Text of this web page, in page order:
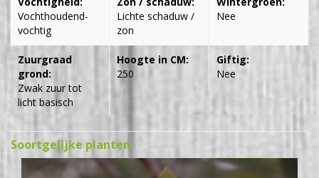
Vochthoudend-
vochtig
Lichte schaduw /
zon
Nee
Zuurgraad
grond:
Zwak zuur tot
licht basisch
Hoogte in CM:
250
Giftig:
Nee
Soortgelijke planten